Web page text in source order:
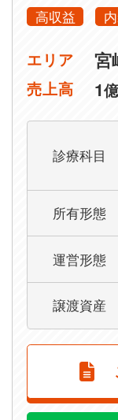
高収益
エリア 宮
売上高 1億
診療科目
所有形態
運営形態
譲渡資産